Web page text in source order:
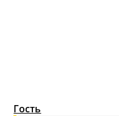
Гость